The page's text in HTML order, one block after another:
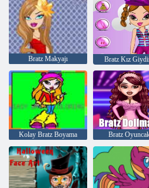
Bratz Makyajı Bratz Kız
Kolay Bratz Boyama Bratz